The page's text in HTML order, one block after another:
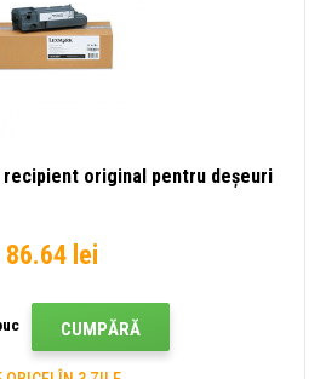
recipient original pentru deșeuri
86.64 lei
CUMPĂRĂ